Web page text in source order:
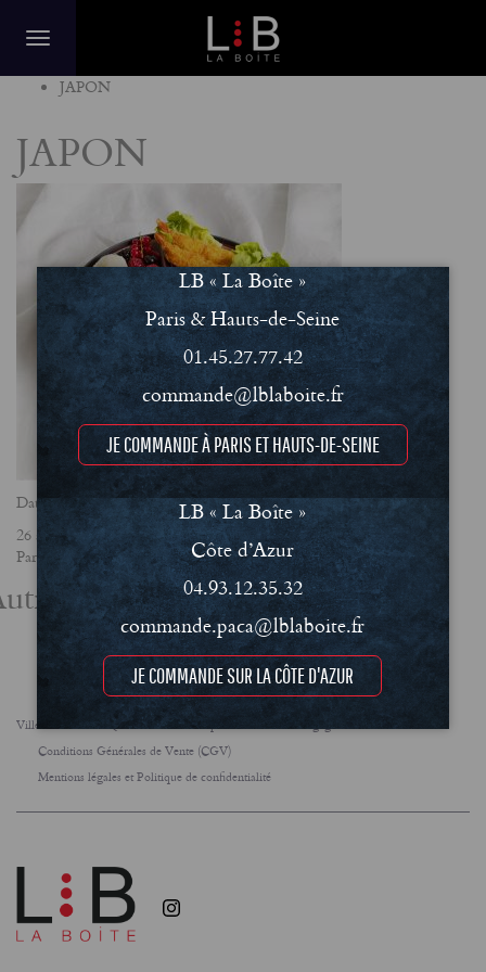
JAPON
JAPON
Date
26 août 2021
Partager
actualités
Villes FAQ Le concept
Conditions Générales de Vente (CGV)
Mentions légales et Politique de confidentialité
LB « La Boîte »
Paris & Hauts-de-Seine
01.45.27.77.42
commande@lblaboite.fr
JE COMMANDE À PARIS ET HAUTS-DE-SEINE
LB « La Boîte »
Côte d’Azur
04.93.12.35.32
commande.paca@lblaboite.fr
JE COMMANDE SUR LA CÔTE D'AZUR